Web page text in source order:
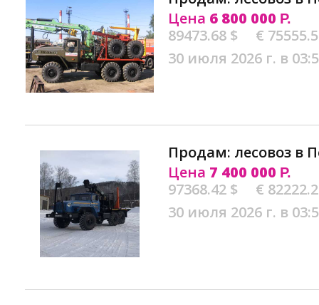
Цена 6 800 000 Р.
89473.68 $
€
30 июля 2026 г. в
Продам: лесовоз в
Цена 7 400 000 Р.
97368.42 $
€
30 июля 2026 г. в